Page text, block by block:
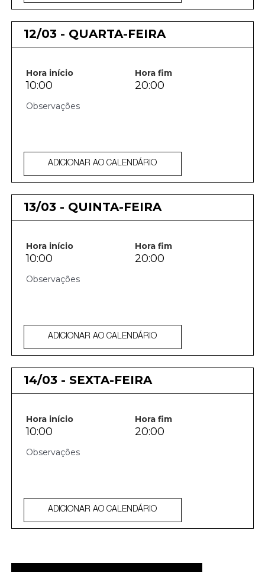
12/03 - QUARTA-FEIRA
Hora início Hora fim
10:00 20:00
ADICIONAR AO CALENDÁRIO
13/03 - QUINTA-FEIRA
Hora início Hora fim
10:00 20:00
ADICIONAR AO CALENDÁRIO
14/03 - SEXTA-FEIRA
Hora início Hora fim
10:00 20:00
ADICIONAR AO CALENDÁRIO